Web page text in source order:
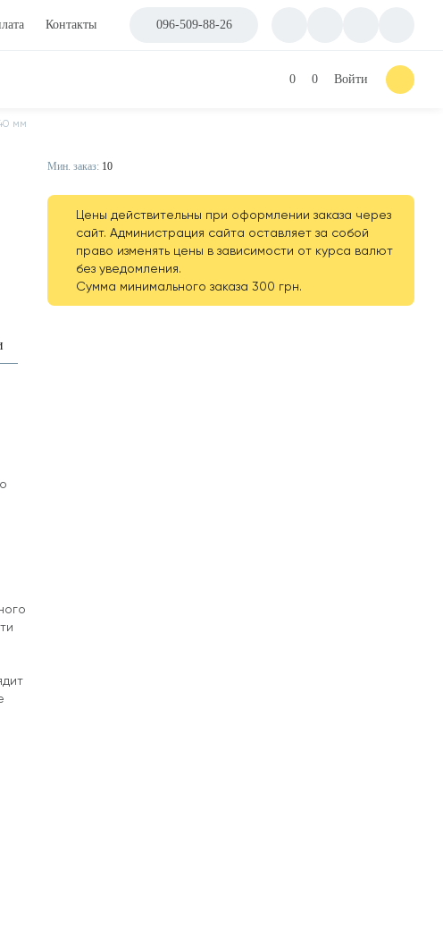
Контакты 096-509-88-26
0 0 Войти
мм
Мин. заказ: 10
Цены действительны при оформлении заказа через
сайт. Администрация сайта оставляет за собой
право изменять цены в зависимости от курса валют
без уведомления.
Сумма минимального заказа 300 грн.